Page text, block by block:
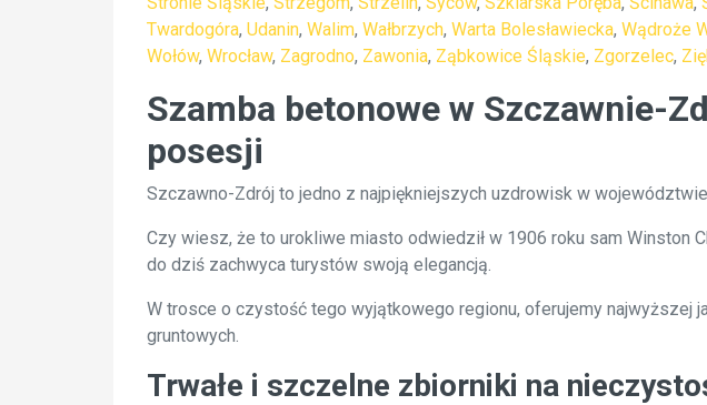
Twardogóra, Udanin, Walim, Wałbrzych, Warta Bolesławiecka, Wądroże
Wołów, Wrocław, Zagrodno, Zawonia, Ząbkowice Śląskie, Zgorzelec,
Szamba betonowe w Szczawnie-
posesji
Szczawno-Zdrój to jedno z najpiękniejszych uzdrowisk w
Czy wiesz, że to urokliwe miasto odwiedził w 1906 roku sam Winston
do dziś zachwyca turystów swoją elegancją.
W trosce o czystość tego wyjątkowego regionu, oferujemy najwyższej
gruntowych.
Trwałe i szczelne zbiorniki na